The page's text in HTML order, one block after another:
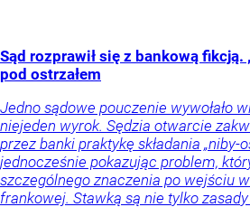
Sąd rozprawił się z bankową
pod ostrzałem
Jedno sądowe pouczenie wywołało
niejeden wyrok. Sędzia otwarcie
przez banki praktykę składania „niby-
jednocześnie pokazując problem,
szczególnego znaczenia po wejściu
frankowej. Stawką są nie tylko